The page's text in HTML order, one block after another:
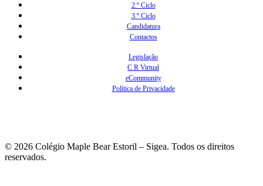
2.º Ciclo
3.º Ciclo
Candidatura
Contactos
Legislação
C R Virtual
eCommunity
Política de Privacidade
© 2026 Colégio Maple Bear Estoril – Sigea. Todos os direitos
reservados.